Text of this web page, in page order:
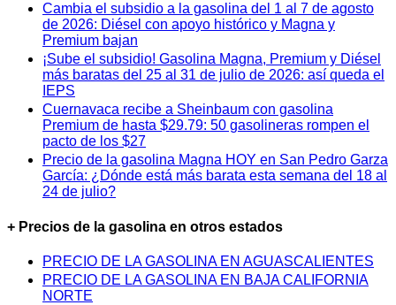
Cambia el subsidio a la gasolina del 1 al 7 de agosto
de 2026: Diésel con apoyo histórico y Magna y
Premium bajan
¡Sube el subsidio! Gasolina Magna, Premium y Diésel
más baratas del 25 al 31 de julio de 2026: así queda el
IEPS
Cuernavaca recibe a Sheinbaum con gasolina
Premium de hasta $29.79: 50 gasolineras rompen el
pacto de los $27
Precio de la gasolina Magna HOY en San Pedro Garza
García: ¿Dónde está más barata esta semana del 18 al
24 de julio?
+ Precios de la gasolina en otros estados
PRECIO DE LA GASOLINA EN AGUASCALIENTES
PRECIO DE LA GASOLINA EN BAJA CALIFORNIA
NORTE